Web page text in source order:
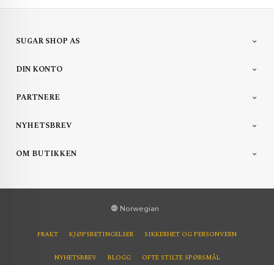
SUGAR SHOP AS
DIN KONTO
PARTNERE
NYHETSBREV
OM BUTIKKEN
Norwegian
FRAKT KJØPSBETINGELSER SIKKERHET OG PERSONVERN
NYHETSBREV BLOGG OFTE STILTE SPØRSMÅL